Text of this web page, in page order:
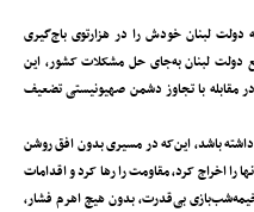
دولت لبنان خودش را در هزارتوی باج‌گیری
دولت لبنان به‌جای حل مشکلات کشور، این
مقابله با تجاوز دشمن صهیونیستی تضعیف
باشد، این‌که در مسیری بدون افق روشن
را اخراج کرد، مقاومت را رها کرد و اقدامات
بی‌قدرت، بدون هیچ اهرم فشار،